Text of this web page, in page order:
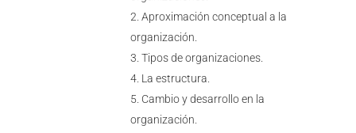
Aproximación conceptual a la
organización.
Tipos de organizaciones.
La estructura.
Cambio y desarrollo en la
organización.